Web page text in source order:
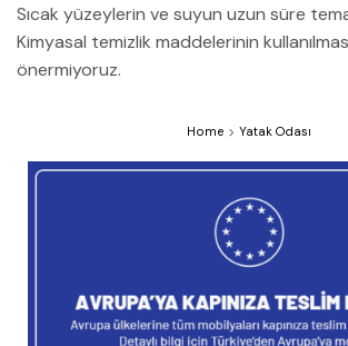
Sıcak yüzeylerin ve suyun uzun süre
Kimyasal temizlik maddelerinin
önermiyoruz.
Home Yatak Odası